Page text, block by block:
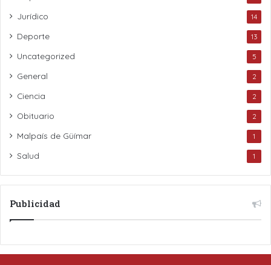
Jurídico 14
Deporte 13
Uncategorized 5
General 2
Ciencia 2
Obituario 2
Malpaís de Güímar 1
Salud 1
Publicidad